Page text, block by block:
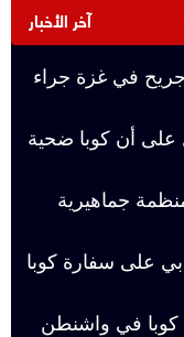
آخر الأخبار
شهيد وجريح في غزة جراء
على أن كوبا ضحية
جماهيرية
على سفارة كوبا
في واشنطن